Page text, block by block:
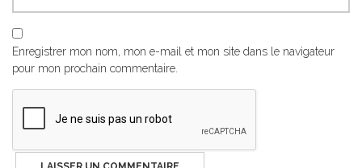
Enregistrer mon nom, mon e-mail et mon site dans le navigateur
pour mon prochain commentaire.